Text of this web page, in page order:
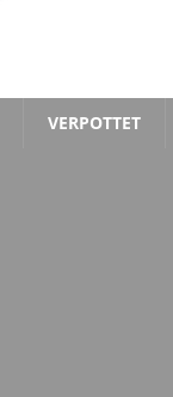
VERPOTTET